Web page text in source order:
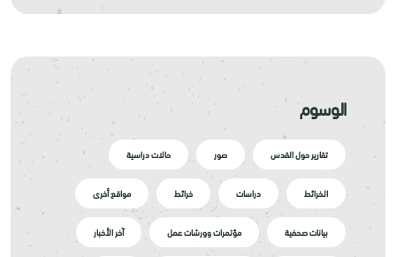
الوسوم
تقارير حول القدس صور حالات دراسية
الخرائط دراسات خرائط مواقع أخرى
بيانات صحفية مؤتمرات وورشات عمل آخر الأخبار